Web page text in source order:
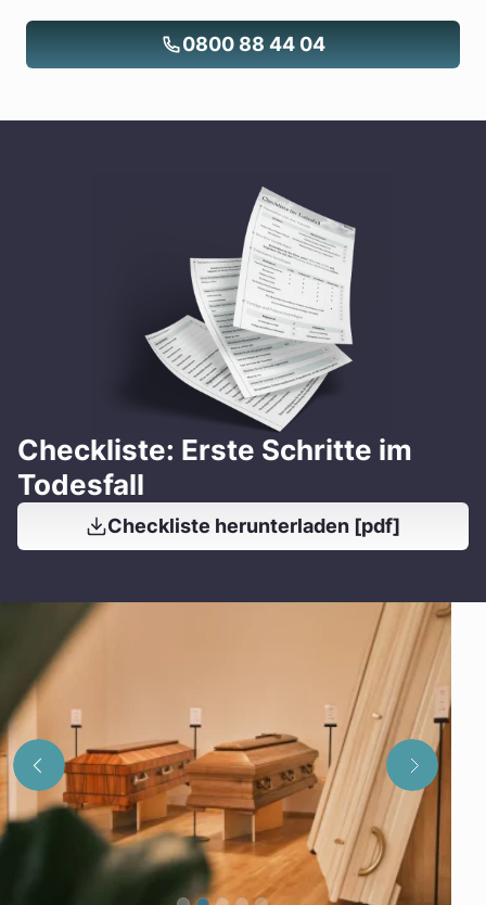
0800 88 44 04
Checkliste: Erste Schritte im
Todesfall
Checkliste herunterladen [pdf]